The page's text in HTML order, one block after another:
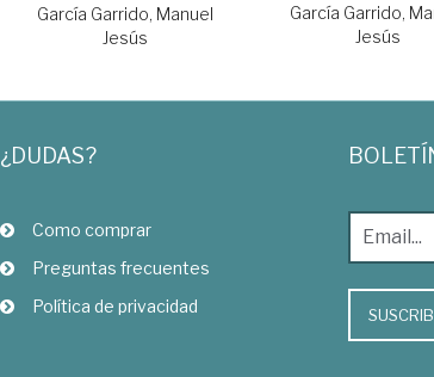
García Garrido, Manuel
Jesús
García Garrido,
Jesús
¿DUDAS?
Como comprar
Preguntas frecuentes
Política de privacidad